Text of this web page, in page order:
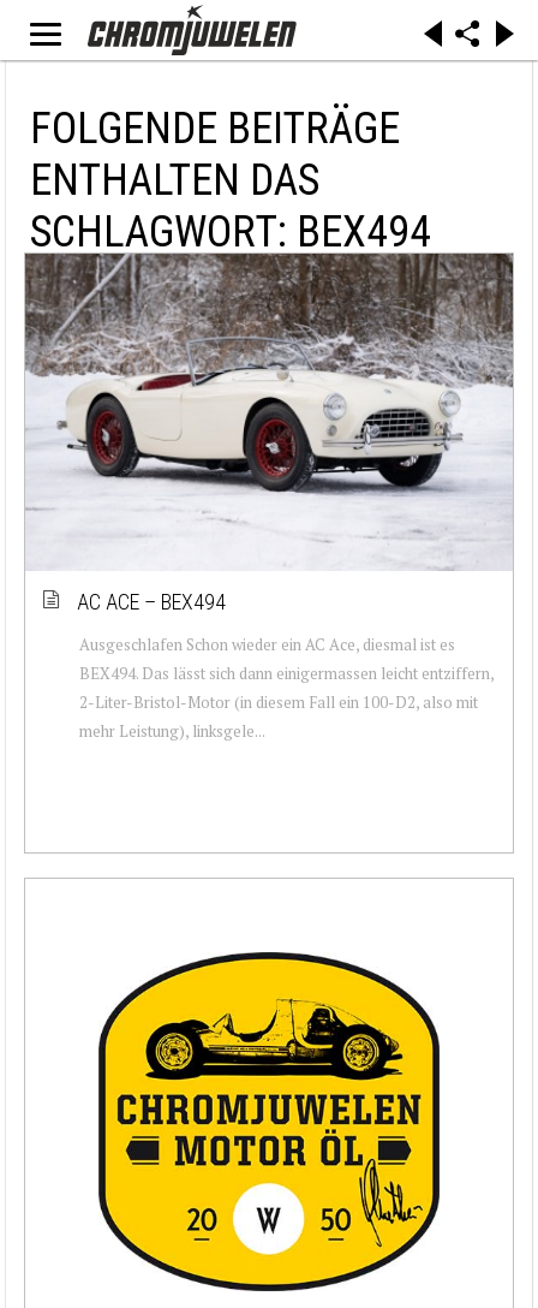
FOLGENDE BEITRÄGE
ENTHALTEN DAS
SCHLAGWORT: BEX494
AC ACE – BEX494
Ausgeschlafen Schon wieder ein AC Ace, diesmal ist es
BEX494. Das lässt sich dann einigermassen leicht entziffern,
2-Liter-Bristol-Motor (in diesem Fall ein 100-D2, also mit
mehr Leistung), linksgele...